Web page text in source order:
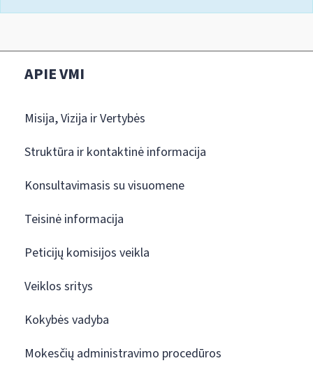
APIE VMI
Misija, Vizija ir Vertybės
Struktūra ir kontaktinė informacija
Konsultavimasis su visuomene
Teisinė informacija
Peticijų komisijos veikla
Veiklos sritys
Kokybės vadyba
Mokesčių administravimo procedūros